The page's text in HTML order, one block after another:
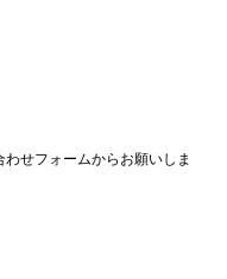
せフォームからお願いしま